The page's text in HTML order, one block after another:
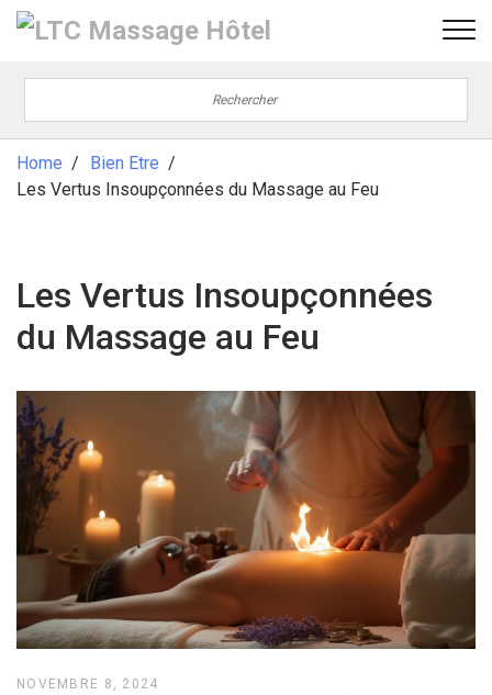
Home
Bien Etre
Les Vertus Insoupçonnées du Massage au Feu
Les Vertus Insoupçonnées
du Massage au Feu
NOVEMBRE 8, 2024